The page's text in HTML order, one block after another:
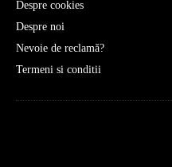
Despre cookies
Despre noi
Nevoie de reclamă?
Termeni si conditii